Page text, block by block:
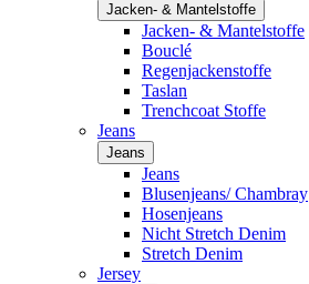
Jacken- & Mantelstoffe
Jacken- & Mantelstoffe
Bouclé
Regenjackenstoffe
Taslan
Trenchcoat Stoffe
Jeans
Jeans
Jeans
Blusenjeans/ Chambray
Hosenjeans
Nicht Stretch Denim
Stretch Denim
Jersey